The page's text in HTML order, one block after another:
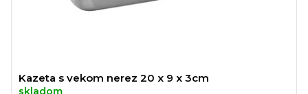
Kazeta s vekom nerez 20 x 9 x 3cm
skladom